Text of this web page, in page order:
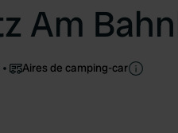
Am
Aires de camping-car